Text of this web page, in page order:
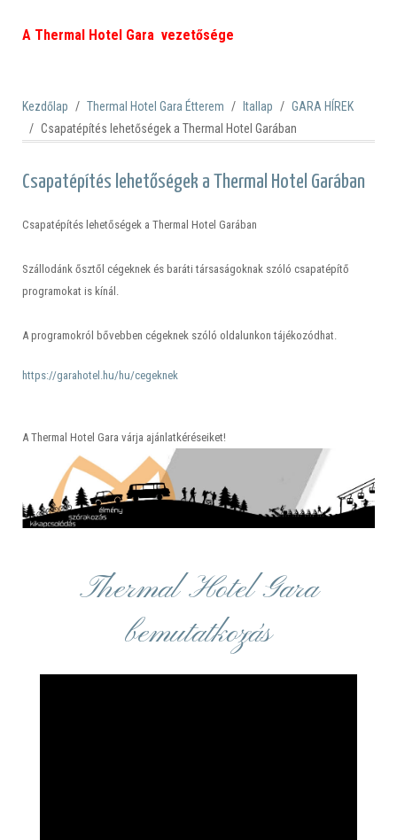
A Thermal Hotel Gara vezetősége
Kezdőlap Thermal Hotel Gara Étterem Itallap
GARA HÍREK
Csapatépítés lehetőségek a Thermal Hotel Garában
Csapatépítés lehetőségek a Thermal Hotel Garában
Csapatépítés lehetőségek a Thermal Hotel Garában
Szállodánk ősztől cégeknek és baráti társaságoknak szóló csapatépítő
programokat is kínál.
A programokról bővebben cégeknek szóló oldalunkon tájékozódhat.
https://garahotel.hu/hu/cegeknek
A Thermal Hotel Gara várja ajánlatkéréseiket!
Thermal Hotel Gara
bemutatkozás